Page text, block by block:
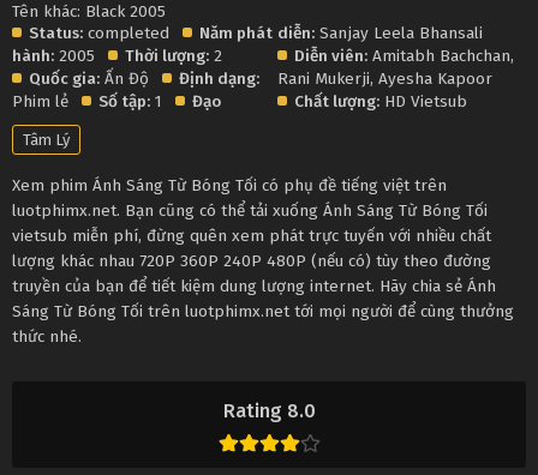
Rating 8.0
Tên khác: Black 2005
Status: completed
Năm phát
hành: 2005 Thời lượng: 2
Quốc gia: Ấn Độ
Định dạng:
Phim lẻ
Số tập: 1 Đạo
diễn: Sanjay Leela Bhansali
Diễn viên: Amitabh Bachchan,
Rani Mukerji,Ayesha Kapoor
Chất lượng: HD Vietsub
Tâm Lý
Xem phim Ánh Sáng Từ Bóng Tối có phụ đề tiếng việt trên
luotphimx.net. Bạn cũng có thể tải xuống Ánh Sáng Từ Bóng Tối
vietsub miễn phí, đừng quên xem phát trực tuyến với nhiều chất
lượng khác nhau 720P 360P 240P 480P (nếu có) tùy theo đường
truyền của bạn để tiết kiệm dung lượng internet. Hãy chia sẻ Ánh
Sáng Từ Bóng Tối trên luotphimx.net tới mọi người để cùng thưởng
thức nhé.